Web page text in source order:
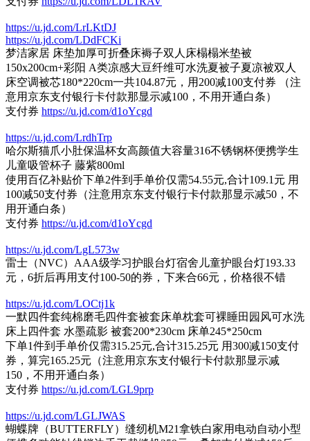
https://u.jd.com/LrLKtDJ
https://u.jd.com/LDdFCKi
梦洁家居 床垫加厚可折叠床褥子双人床榻榻米垫被
150x200cm+彩阳 A类凉感大豆纤维可水洗夏被子夏凉被双人
床空调被芯180*220cm一共104.87元，用200减100支付券 （注
意用京东支付银行卡付款那显示减100，不用开通白条）
支付券 https://u.jd.com/d1oYcgd
https://u.jd.com/LrdhTrp
哈尔斯猫爪小肚保温杯女高颜值大容量316不锈钢杯便携学生
儿童吸管杯子 藤紫800ml
使用百亿补贴价下单2件到手单价仅需54.55元,合计109.1元 用
100减50支付券（注意用京东支付银行卡付款那显示减50，不
用开通白条）
支付券 https://u.jd.com/d1oYcgd
https://u.jd.com/LgL573w
雷士（NVC）AAA级学习护眼台灯宿舍儿童护眼台灯193.33
元，6折后再用支付100-50的券，下来合66元，价格很不错
https://u.jd.com/LOCtj1k
一默四件套纯棉磨毛四件套被套床单枕套可裸睡田园风可水洗
床上四件套 水墨疏影 被套200*230cm 床单245*250cm
下单1件到手单价仅需315.25元,合计315.25元 用300减150支付
券，算完165.25元（注意用京东支付银行卡付款那显示减
150，不用开通白条）
支付券 https://u.jd.com/LGL9prp
https://u.jd.com/LGLJWAS
蝴蝶牌（BUTTERFLY）缝纫机M21拿铁白家用电动自动小型